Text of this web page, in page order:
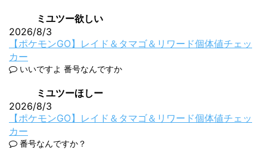
ミユツー欲しい
2026/8/3
【ポケモンGO】レイド＆タマゴ＆リワード個体値チェッ
カー
いいですよ 番号なんですか
ミユツーほしー
2026/8/3
【ポケモンGO】レイド＆タマゴ＆リワード個体値チェッ
カー
番号なんですか？